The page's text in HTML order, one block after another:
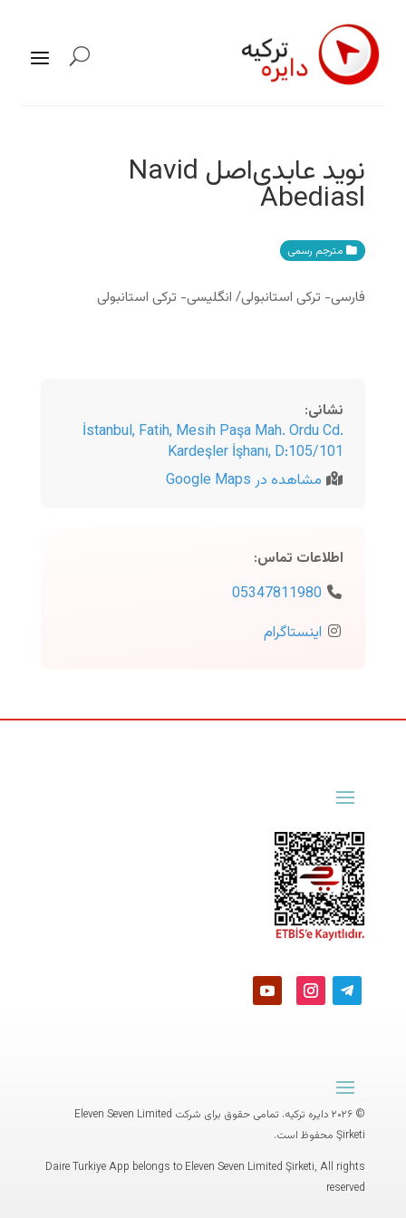
نوید عابدی‌اصل Navid
Abediasl
مترجم رسمی
فارسی- ترکی استانبولی/ انگلیسی- ترکی استانبولی
نشانی:
İstanbul, Fatih, Mesih Paşa Mah. Ordu Cd.
Kardeşler İşhanı, D:105/101
مشاهده در Google Maps
اطلاعات تماس:
05347811980
اینستاگرام
© ۲۰۲۶ دایره ترکیه. تمامی حقوق برای شرکت
Eleven Seven Limited
Şirketi محفوظ است.
Daire Turkiye App belongs to Eleven Seven Limited Şirketi, All rights
reserved